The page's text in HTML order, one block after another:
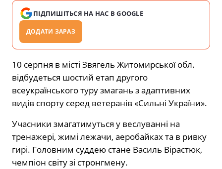
ПІДПИШІТЬСЯ НА НАС В GOOGLE
ДОДАТИ ЗАРАЗ
10 серпня в місті Звягель Житомирської обл.
відбудеться шостий етап другого
всеукраїнського туру змагань з адаптивних
видів спорту серед ветеранів «Сильні України».
Учасники змагатимуться у веслуванні на
тренажері, жимі лежачи, аеробайках та в ривку
гирі. Головним суддею стане Василь Вірастюк,
чемпіон світу зі стронгмену.